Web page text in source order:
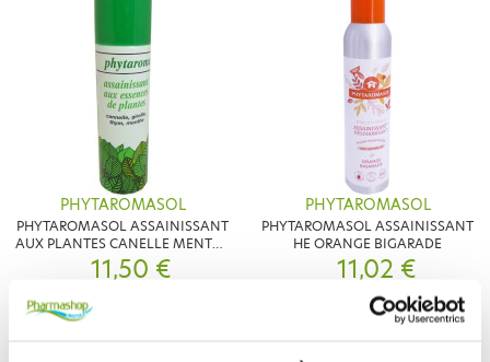
PHYTAROMASOL
PHYTAROMASOL ASSAINISSANT
AUX PLANTES CANELLE MENTHE
250ML
11,50 €
ADD TO CART
PHYTAROMASOL
PHYTAROMASOL ASSAINISSANT
HE ORANGE BIGARADE
11,02 €
ADD TO CART